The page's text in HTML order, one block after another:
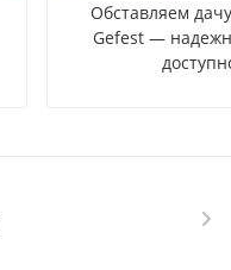
Обставляем
Gefest —